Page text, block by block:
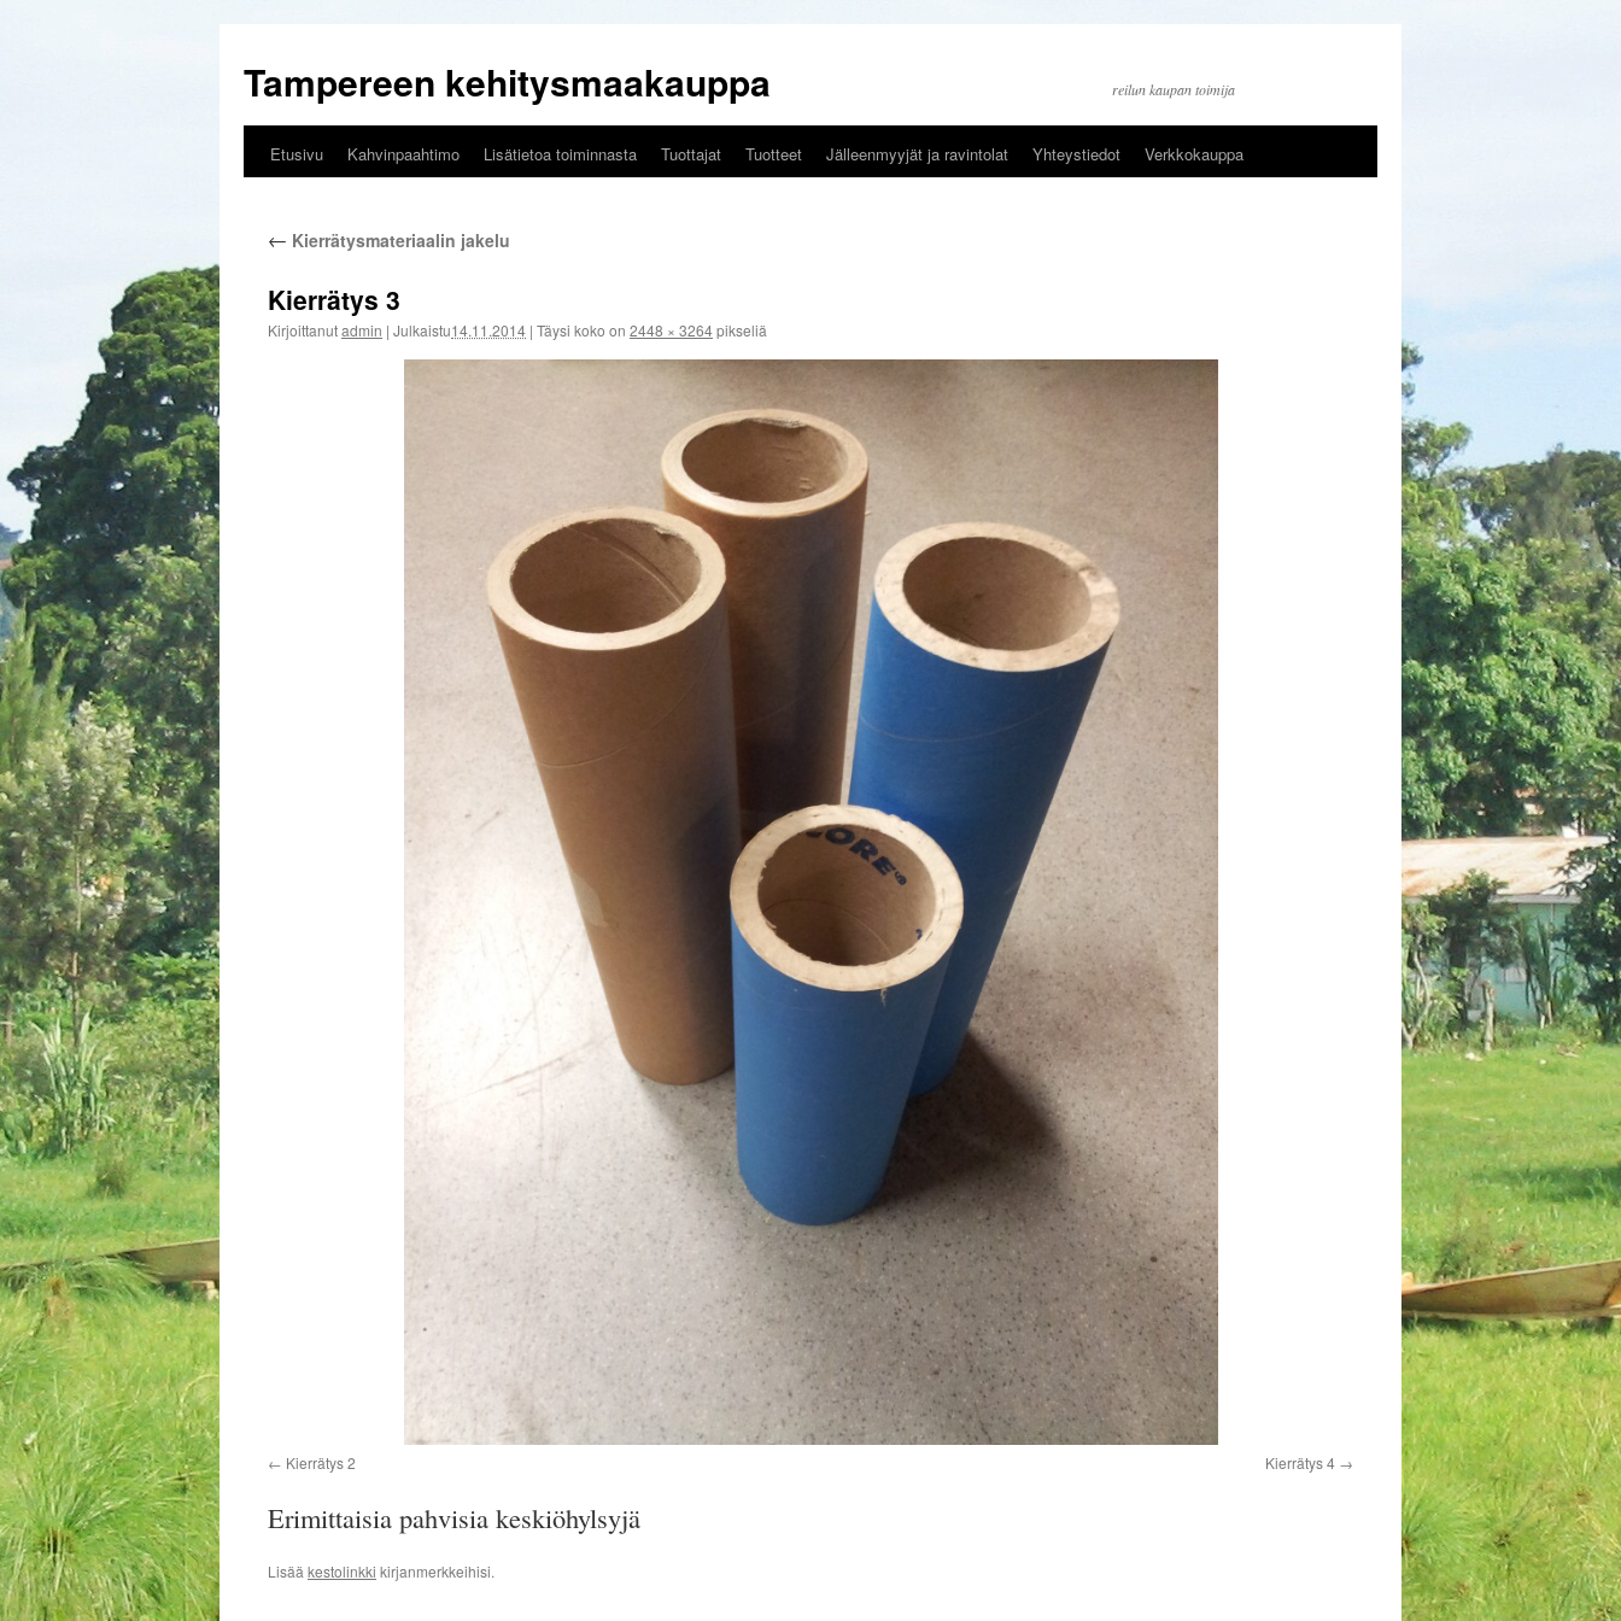
Tampereen kehitysmaakauppa reilun kaupan toimija
Siirry
Etusivu Kahvinpaahtimo Lisätietoa toiminnasta Tuottajat Tuotteet Jälleenmyyjät ja ravintolat Yhteystiedot Verkkokauppa
← Kierrätysmateriaalin jakelu
Kierrätys 3
Kirjoittanutadmin | Julkaistu14.11.2014 | Täysi koko on 2448 × 3264pikseliä
Kierrätys 2 Kierrätys 4
Erimittaisia pahvisia keskiöhylsyjä
Lisää kestolinkki kirjanmerkkeihisi.